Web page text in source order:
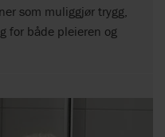
som muliggjør trygg,
for både pleieren og